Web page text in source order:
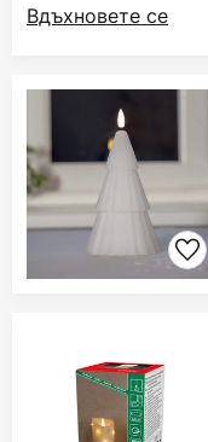
Вдъхновете се